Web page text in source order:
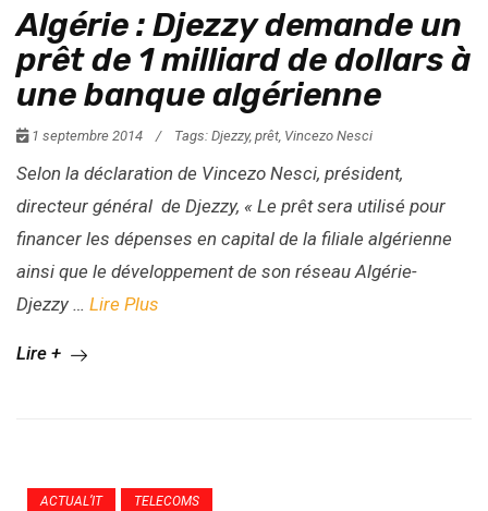
Algérie : Djezzy demande un
prêt de 1 milliard de dollars à
une banque algérienne
1 septembre 2014 / Tags: Djezzy, prêt Vincezo Nesci
Selon la déclaration de Vincezo Nesci, président,
directeur général de Djezzy, « Le prêt sera utilisé pour
financer les dépenses en capital de la filiale algérienne
ainsi que le développement de son réseau Algérie-
Djezzy … Lire Plus
Lire +
ACTUAL’IT TELECOMS